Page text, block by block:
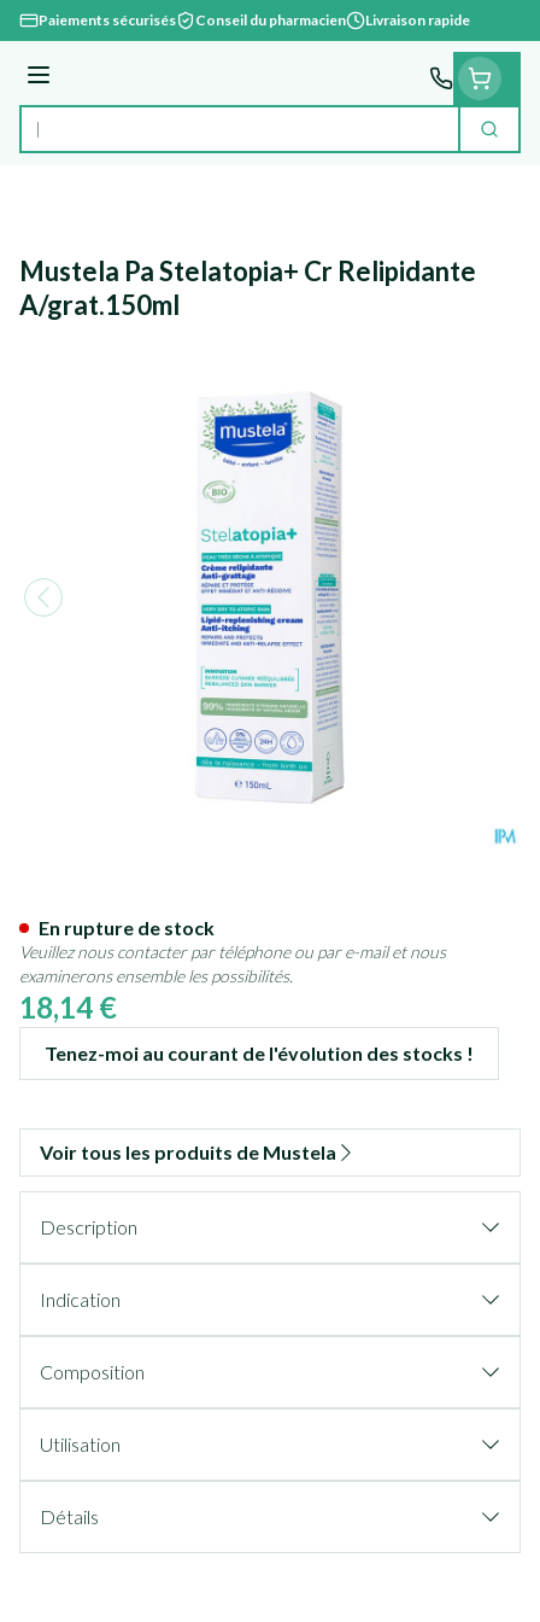
Aller au contenu
Paiements sécurisés Conseil du pharmacien Livraison rapide
Menu
Rechercher
Mustela Pa Stelatopia+ Cr Relipidante
A/grat.150ml
18,14 €
Tenez-moi au courant de l'évolution des stocks !
En rupture de stock
Veuillez nous contacter par téléphone ou par e-mail et nous
examinerons ensemble les possibilités.
Voir tous les produits de Mustela
Description
Indication
Composition
Utilisation
Détails